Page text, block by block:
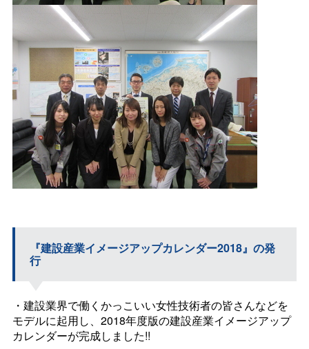
『建設産業イメージアップカレンダー2018』の発
行
・建設業界で働くかっこいい女性技術者の皆さんなどを
モデルに起用し、2018年度版の建設産業イメージアップ
カレンダーが完成しました!!